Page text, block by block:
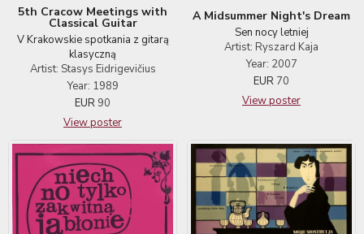
5th Cracow Meetings with
Classical Guitar
V Krakowskie spotkania z gitarą
klasyczną
Artist: Stasys Eidrigevičius
Year: 1989
EUR 90
View poster
A Midsummer Night's Dream
Sen nocy letniej
Artist: Ryszard Kaja
Year: 2007
EUR 70
View poster